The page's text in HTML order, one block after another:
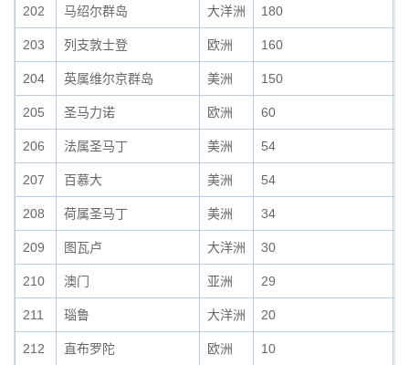
202 马绍尔群岛 大洋洲 180
203 列支敦士登 欧洲 160
204 英属维尔京群岛 美洲 150
205 圣马力诺 欧洲 60
206 法属圣马丁 美洲 54
207 百慕大 美洲 54
208 荷属圣马丁 美洲 34
209 图瓦卢 大洋洲 30
210 澳门 亚洲 29
211 瑙鲁 大洋洲 20
212 直布罗陀 欧洲 10